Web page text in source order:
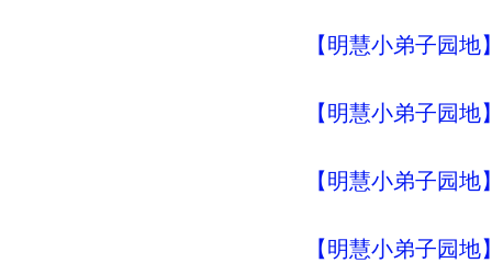
【明慧小弟子园
【明慧小弟子园
【明慧小弟子园
【明慧小弟子园